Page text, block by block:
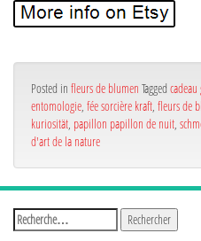
Posted in fleurs de blumen Tagged cadeau
entomologie fée sorcière kraft fleurs de
kuriosität papillon papillon de nuit
d'art de la nature